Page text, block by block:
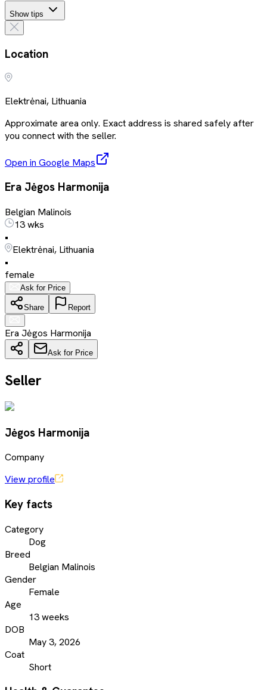
Show tips
Location
Elektrėnai, Lithuania
Approximate area only. Exact address is shared safely after
you connect with the seller.
Open in Google Maps
Era Jėgos Harmonija
Belgian Malinois
13 wks
•
Elektrėnai, Lithuania
•
female
Ask for Price
Share Report
Era Jėgos Harmonija
Ask for Price
Seller
Jėgos Harmonija
Company
View profile
Key facts
Category
Dog
Breed
Belgian Malinois
Gender
Female
Age
13 weeks
DOB
May 3, 2026
Coat
Short